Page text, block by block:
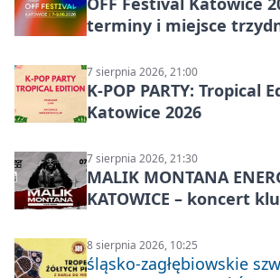
terminy i miejsce
7 sierpnia 2026, 21:00
K-POP PARTY: Tropical
Katowice 2026
7 sierpnia 2026, 21:30
MALIK MONTANA
KATOWICE – koncert
8 sierpnia 2026, 10:25
śląsko-zagłębiowskie